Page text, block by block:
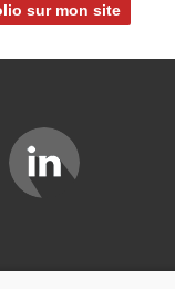
sur mon site